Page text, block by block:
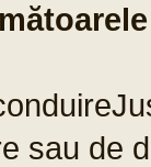
sau de